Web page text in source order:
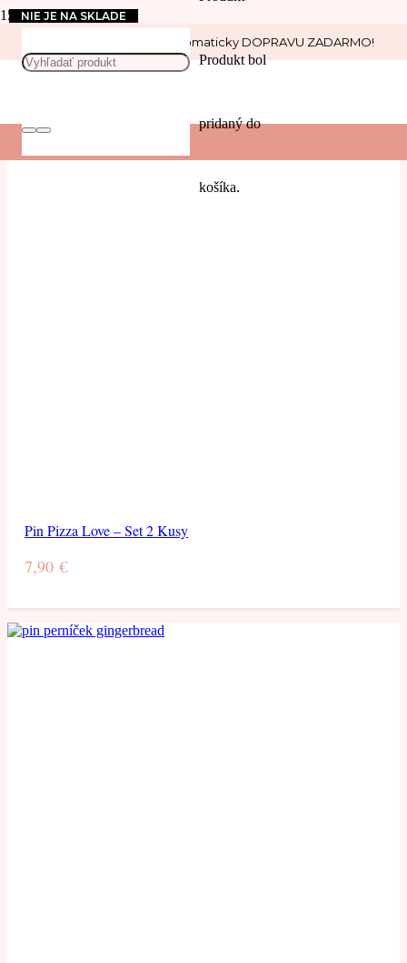
Nakúp nad 30 € a získaj automaticky DOPRAVU ZADARMO!
Produktbol
pridaný do
košíka.
Jedlo
Pin Pizza Love – Set 2 Kusy
7,90€
NIE JE NA SKLADE
NIE JE NA SKLADE